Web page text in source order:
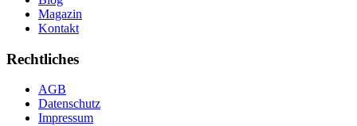
Magazin
Kontakt
Rechtliches
AGB
Datenschutz
Impressum